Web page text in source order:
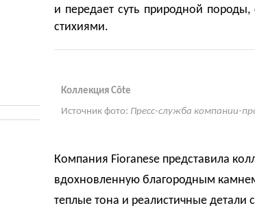
и передает суть природной
стихиями.
Коллекция Côte
Источник фото: Пресс-служба компании-
Компания Fioranese представила
вдохновленную благородным
теплые тона и реалистичные детали